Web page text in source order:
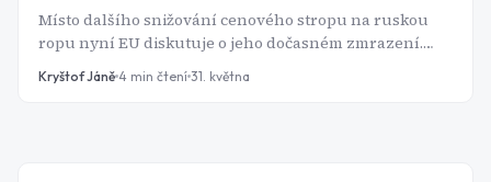
Místo dalšího snižování cenového stropu na ruskou
ropu nyní EU diskutuje o jeho dočasném zmrazení.
Důvodem jsou rostoucí obavy z vývoje na světovém
energetickém trhu. Napětí na Blízkém východě totiž
Kryštof Jáně 4 min čtení 31. května